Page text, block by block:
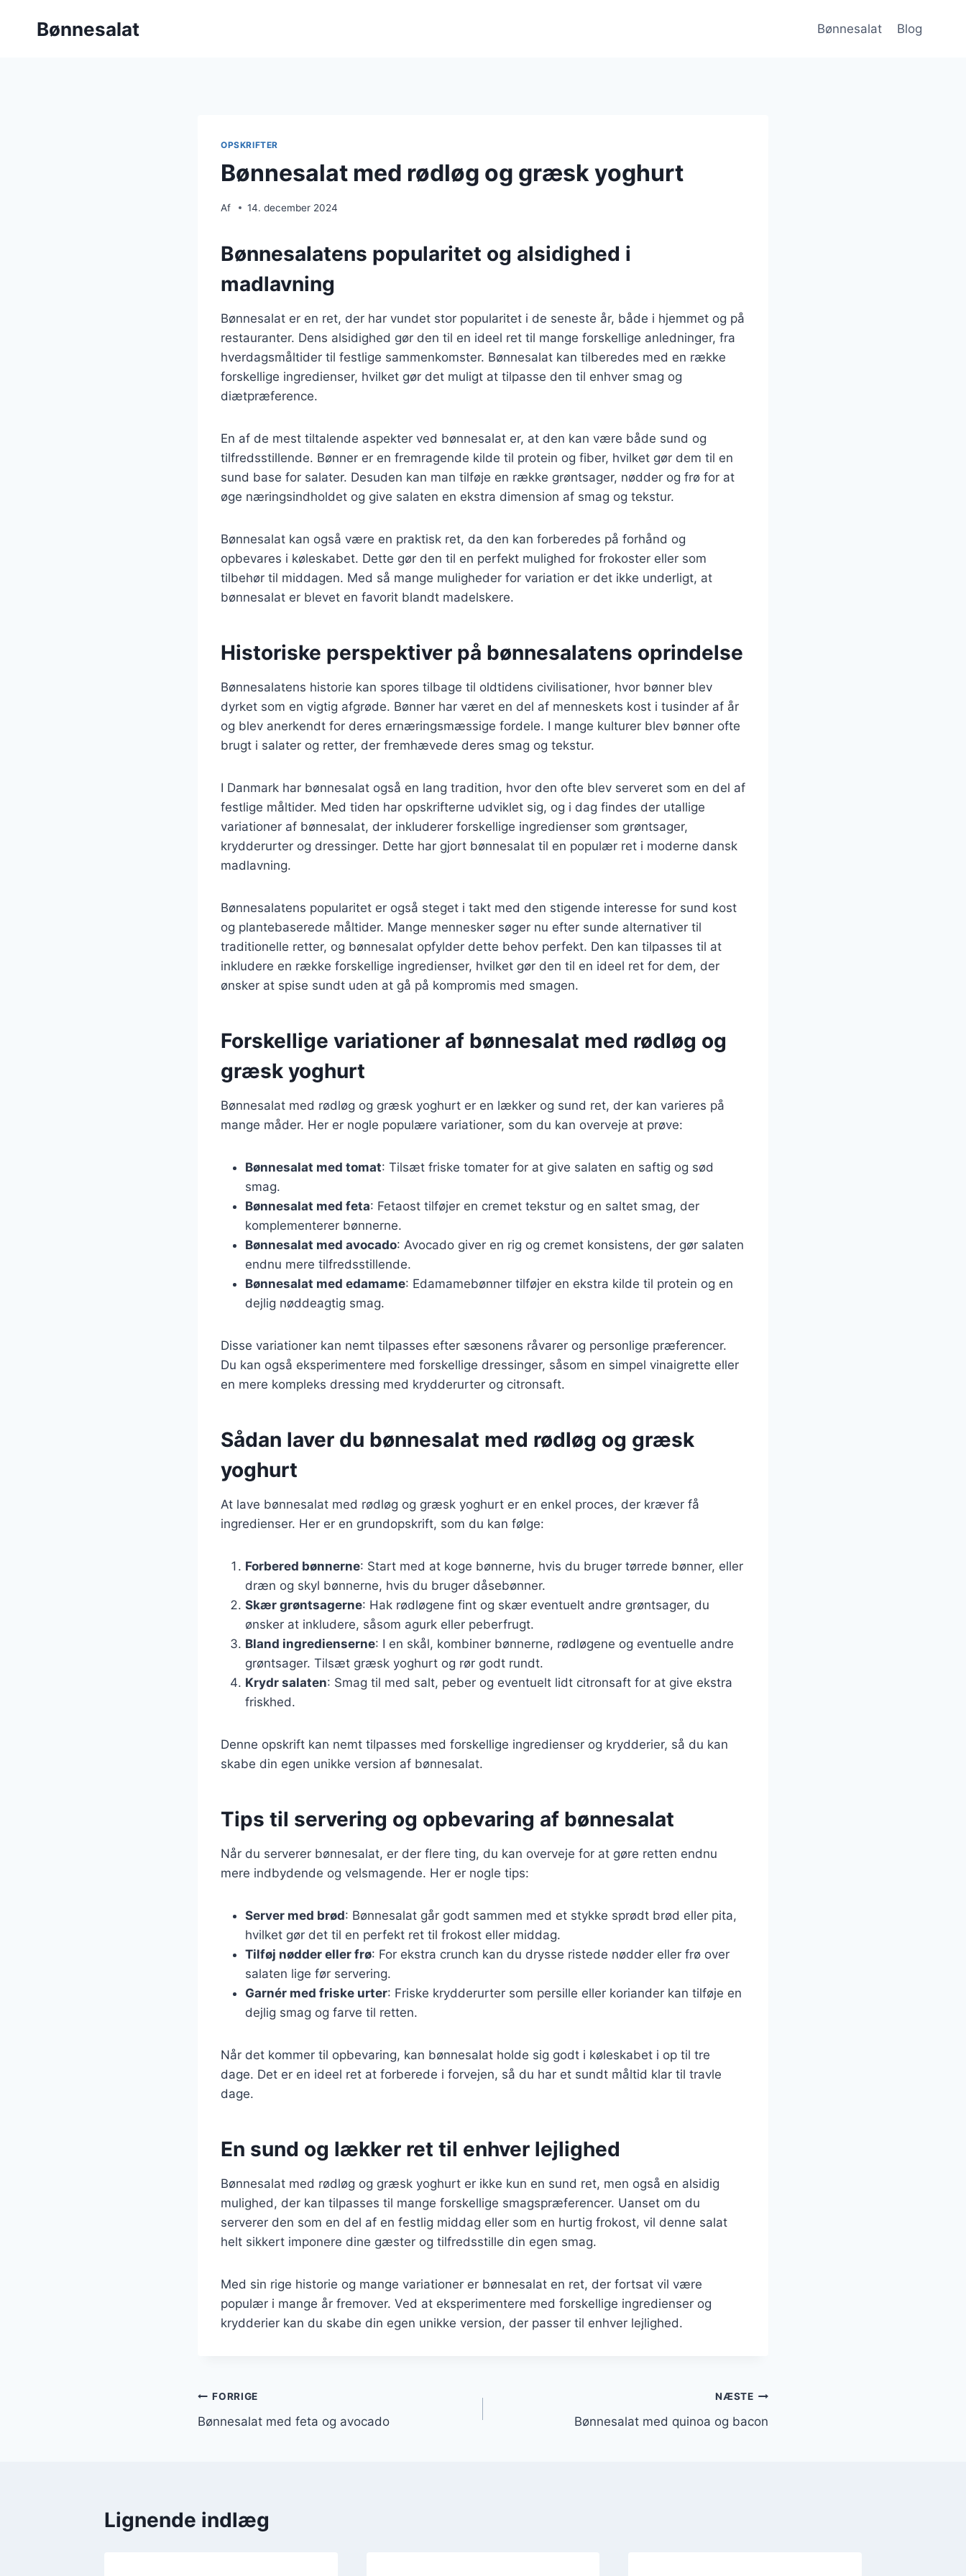
Bønnesalat Bønnesalat Blog
OPSKRIFTER
Bønnesalat med rødløg og græsk yoghurt
Af 14. december 2024
Bønnesalatens popularitet og alsidighed i
madlavning
Bønnesalat er en ret, der har vundet stor popularitet i de seneste år, både i hjemmet og på
restauranter. Dens alsidighed gør den til en ideel ret til mange forskellige anledninger, fra
hverdagsmåltider til festlige sammenkomster. Bønnesalat kan tilberedes med en række
forskellige ingredienser, hvilket gør det muligt at tilpasse den til enhver smag og
diætpræference.
En af de mest tiltalende aspekter ved bønnesalat er, at den kan være både sund og
tilfredsstillende. Bønner er en fremragende kilde til protein og fiber, hvilket gør dem til en
sund base for salater. Desuden kan man tilføje en række grøntsager, nødder og frø for at
øge næringsindholdet og give salaten en ekstra dimension af smag og tekstur.
Bønnesalat kan også være en praktisk ret, da den kan forberedes på forhånd og
opbevares i køleskabet. Dette gør den til en perfekt mulighed for frokoster eller som
tilbehør til middagen. Med så mange muligheder for variation er det ikke underligt, at
bønnesalat er blevet en favorit blandt madelskere.
Historiske perspektiver på bønnesalatens oprindelse
Bønnesalatens historie kan spores tilbage til oldtidens civilisationer, hvor bønner blev
dyrket som en vigtig afgrøde. Bønner har været en del af menneskets kost i tusinder af år
og blev anerkendt for deres ernæringsmæssige fordele. I mange kulturer blev bønner ofte
brugt i salater og retter, der fremhævede deres smag og tekstur.
I Danmark har bønnesalat også en lang tradition, hvor den ofte blev serveret som en del af
festlige måltider. Med tiden har opskrifterne udviklet sig, og i dag findes der utallige
variationer af bønnesalat, der inkluderer forskellige ingredienser som grøntsager,
krydderurter og dressinger. Dette har gjort bønnesalat til en populær ret i moderne dansk
madlavning.
Bønnesalatens popularitet er også steget i takt med den stigende interesse for sund kost
og plantebaserede måltider. Mange mennesker søger nu efter sunde alternativer til
traditionelle retter, og bønnesalat opfylder dette behov perfekt. Den kan tilpasses til at
inkludere en række forskellige ingredienser, hvilket gør den til en ideel ret for dem, der
ønsker at spise sundt uden at gå på kompromis med smagen.
Forskellige variationer af bønnesalat med rødløg og
græsk yoghurt
Bønnesalat med rødløg og græsk yoghurt er en lækker og sund ret, der kan varieres på
mange måder. Her er nogle populære variationer, som du kan overveje at prøve:
Bønnesalat med tomat: Tilsæt friske tomater for at give salaten en saftig og sød
smag.
Bønnesalat med feta: Fetaost tilføjer en cremet tekstur og en saltet smag, der
komplementerer bønnerne.
Bønnesalat med avocado: Avocado giver en rig og cremet konsistens, der gør salaten
endnu mere tilfredsstillende.
Bønnesalat med edamame: Edamamebønner tilføjer en ekstra kilde til protein og en
dejlig nøddeagtig smag.
Disse variationer kan nemt tilpasses efter sæsonens råvarer og personlige præferencer.
Du kan også eksperimentere med forskellige dressinger, såsom en simpel vinaigrette eller
en mere kompleks dressing med krydderurter og citronsaft.
Sådan laver du bønnesalat med rødløg og græsk
yoghurt
At lave bønnesalat med rødløg og græsk yoghurt er en enkel proces, der kræver få
ingredienser. Her er en grundopskrift, som du kan følge:
Forbered bønnerne: Start med at koge bønnerne, hvis du bruger tørrede bønner, eller
dræn og skyl bønnerne, hvis du bruger dåsebønner.
Skær grøntsagerne: Hak rødløgene fint og skær eventuelt andre grøntsager, du
ønsker at inkludere, såsom agurk eller peberfrugt.
Bland ingredienserne: I en skål, kombiner bønnerne, rødløgene og eventuelle andre
grøntsager. Tilsæt græsk yoghurt og rør godt rundt.
Krydr salaten: Smag til med salt, peber og eventuelt lidt citronsaft for at give ekstra
friskhed.
Denne opskrift kan nemt tilpasses med forskellige ingredienser og krydderier, så du kan
skabe din egen unikke version af bønnesalat.
Tips til servering og opbevaring af bønnesalat
Når du serverer bønnesalat, er der flere ting, du kan overveje for at gøre retten endnu
mere indbydende og velsmagende. Her er nogle tips:
Server med brød: Bønnesalat går godt sammen med et stykke sprødt brød eller pita,
hvilket gør det til en perfekt ret til frokost eller middag.
Tilføj nødder eller frø: For ekstra crunch kan du drysse ristede nødder eller frø over
salaten lige før servering.
Garnér med friske urter: Friske krydderurter som persille eller koriander kan tilføje en
dejlig smag og farve til retten.
Når det kommer til opbevaring, kan bønnesalat holde sig godt i køleskabet i op til tre
dage. Det er en ideel ret at forberede i forvejen, så du har et sundt måltid klar til travle
dage.
En sund og lækker ret til enhver lejlighed
Bønnesalat med rødløg og græsk yoghurt er ikke kun en sund ret, men også en alsidig
mulighed, der kan tilpasses til mange forskellige smagspræferencer. Uanset om du
serverer den som en del af en festlig middag eller som en hurtig frokost, vil denne salat
helt sikkert imponere dine gæster og tilfredsstille din egen smag.
Med sin rige historie og mange variationer er bønnesalat en ret, der fortsat vil være
populær i mange år fremover. Ved at eksperimentere med forskellige ingredienser og
krydderier kan du skabe din egen unikke version, der passer til enhver lejlighed.
Indlægsnavigation
FORRIGE
Bønnesalat med feta og avocado
NÆSTE
Bønnesalat med quinoa og bacon
Lignende indlæg